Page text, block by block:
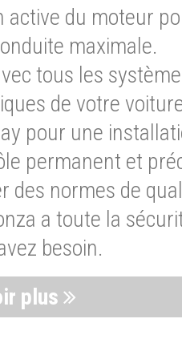
active du moteur
maximale.
tous les
de votre
pour une
permanent et
des normes de
a toute la
besoin.
plus